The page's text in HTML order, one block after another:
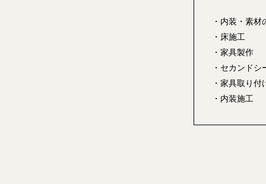
・内装・素材
・床施工
・家具製作
・セカンド
・家具取り付
・内装施工